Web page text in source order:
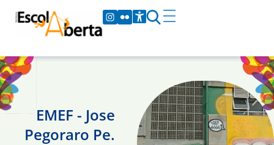
EMEF - Jose
Pegoraro Pe.